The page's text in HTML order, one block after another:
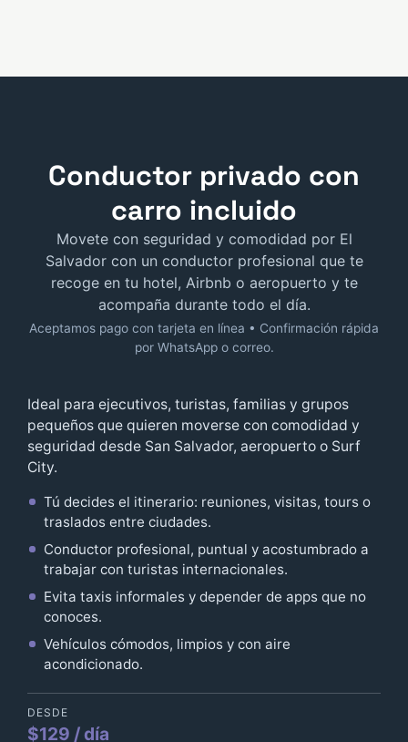
Conductor privado con
carro incluido
Movete con seguridad y comodidad por El
Salvador con un conductor profesional que te
recoge en tu hotel, Airbnb o aeropuerto y te
acompaña durante todo el día.
Aceptamos pago con tarjeta en línea • Confirmación rápida
por WhatsApp o correo.
Ideal para ejecutivos, turistas, familias y grupos
pequeños que quieren moverse con comodidad y
seguridad desde San Salvador, aeropuerto o Surf
City.
Tú decides el itinerario: reuniones, visitas, tours o
traslados entre ciudades.
Conductor profesional, puntual y acostumbrado a
trabajar con turistas internacionales.
Evita taxis informales y depender de apps que no
conoces.
Vehículos cómodos, limpios y con aire
acondicionado.
DESDE
$129 / día